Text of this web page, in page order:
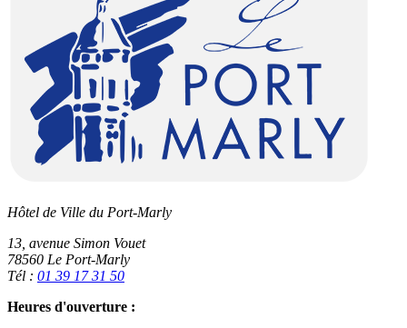
Hôtel de Ville du Port-Marly
13, avenue Simon Vouet
78560 Le Port-Marly
Tél : 01 39 17 31 50
Heures d'ouverture :